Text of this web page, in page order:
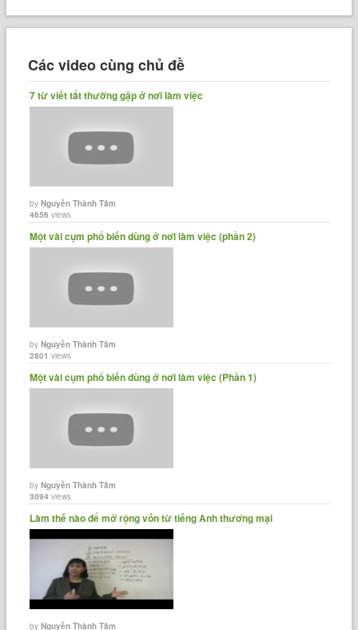
Các video cùng chủ đề
7 từ viết tắt thường gặp ở nơi làm việc
byNguyễn Thành Tâm
4656 views
Một vài cụm phổ biến dùng ở nơi làm việc (phần 2)
byNguyễn Thành Tâm
2801 views
Một vài cụm phổ biến dùng ở nơi làm việc (Phần 1)
byNguyễn Thành Tâm
3094 views
Làm thế nào để mở rộng vốn từ tiếng Anh thương mại
byNguyễn Thành Tâm